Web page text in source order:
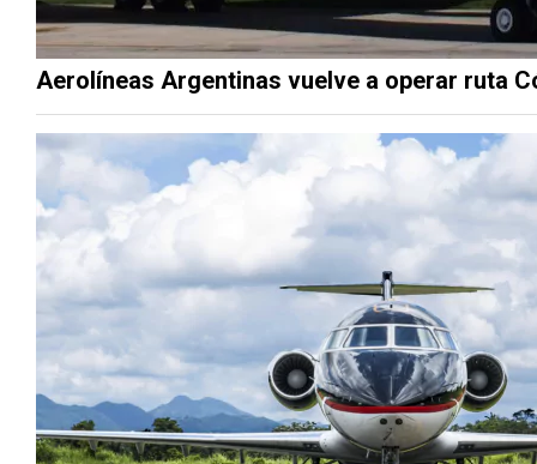
Aerolíneas Argentinas vuelve a operar ruta